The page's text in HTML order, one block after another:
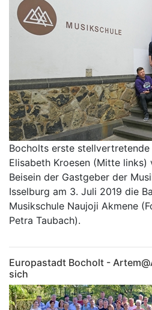
Bocholts erste
Elisabeth Kroesen (Mitte links)
Beisein der Gastgeber der
Isselburg am 3. Juli 2019 die
Musikschule Naujoji Akmene
Petra Taubach).
Europastadt Bocholt -
sich